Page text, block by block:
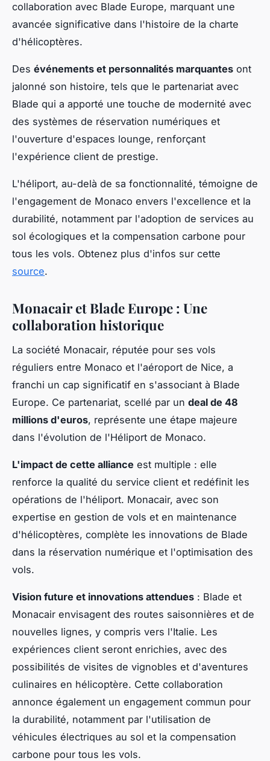
collaboration avec Blade Europe, marquant une
avancée significative dans l'histoire de la charte
d'hélicoptères.
Des événements et personnalités marquantes ont
jalonné son histoire, tels que le partenariat avec
Blade qui a apporté une touche de modernité avec
des systèmes de réservation numériques et
l'ouverture d'espaces lounge, renforçant
l'expérience client de prestige.
L'héliport, au-delà de sa fonctionnalité, témoigne de
l'engagement de Monaco envers l'excellence et la
durabilité, notamment par l'adoption de services au
sol écologiques et la compensation carbone pour
tous les vols. Obtenez plus d'infos sur cette
source.
Monacair et Blade Europe : Une
collaboration historique
La société Monacair, réputée pour ses vols
réguliers entre Monaco et l'aéroport de Nice, a
franchi un cap significatif en s'associant à Blade
Europe. Ce partenariat, scellé par un deal de 48
millions d'euros, représente une étape majeure
dans l'évolution de l'Héliport de Monaco.
L'impact de cette alliance est multiple : elle
renforce la qualité du service client et redéfinit les
opérations de l'héliport. Monacair, avec son
expertise en gestion de vols et en maintenance
d'hélicoptères, complète les innovations de Blade
dans la réservation numérique et l'optimisation des
vols.
Vision future et innovations attendues : Blade et
Monacair envisagent des routes saisonnières et de
nouvelles lignes, y compris vers l'Italie. Les
expériences client seront enrichies, avec des
possibilités de visites de vignobles et d'aventures
culinaires en hélicoptère. Cette collaboration
annonce également un engagement commun pour
la durabilité, notamment par l'utilisation de
véhicules électriques au sol et la compensation
carbone pour tous les vols.